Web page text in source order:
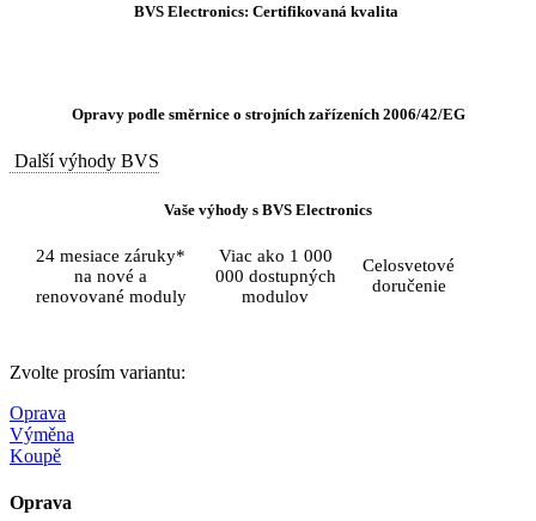
BVS Electronics: Certifikovaná kvalita
Opravy podle směrnice o strojních zařízeních 2006/42/EG
Další výhody BVS
Vaše výhody s BVS Electronics
24 mesiace záruky*
na nové a
renovované moduly
Viac ako 1 000
000 dostupných
modulov
Celosvetové
doručenie
Zvolte prosím variantu:
Oprava
Výměna
Koupě
Oprava